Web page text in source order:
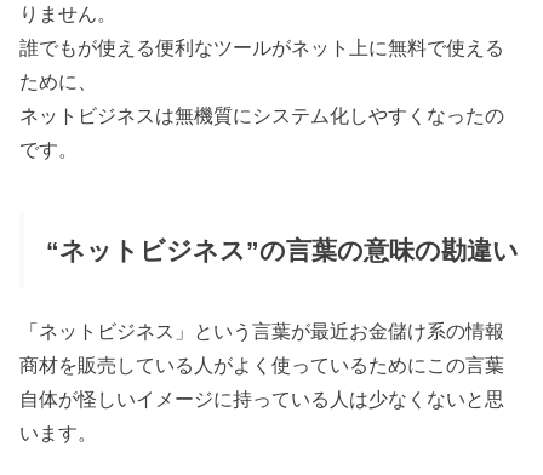
りません。
誰でもが使える便利なツールがネット上に無料で使える
ために、
ネットビジネスは無機質にシステム化しやすくなったの
です。
“ネットビジネス”の言葉の意味の勘違い
「ネットビジネス」という言葉が最近お金儲け系の情報
商材を販売している人がよく使っているためにこの言葉
自体が怪しいイメージに持っている人は少なくないと思
います。